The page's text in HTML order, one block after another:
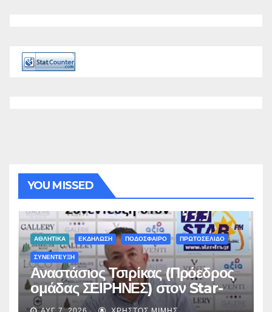
YOU MISSED
ΑΘΛΗΤΙΚΑ ΕΚΔΗΛΩΣΗ ΠΟΔΟΣΦΑΙΡΟ ΠΡΩΤΟΣΕΛΙΔΟ
ΣΥΝΕΝΤΕΥΞΗ
Αναστάσιος Τσιρίκας (Πρόεδρος
ομάδας ΣΕΙΡΗΝΕΣ) στον Star-
fm 93.3: «Το όνειρο έγινε